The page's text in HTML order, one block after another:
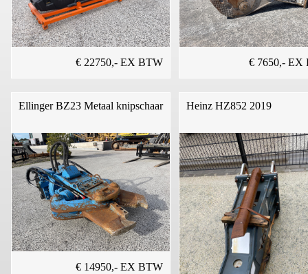
€ 22750,- EX BTW € 7650,- EX
Ellinger BZ23 Metaal knipschaar
€ 14950,- EX BTW
Heinz HZ852 2019